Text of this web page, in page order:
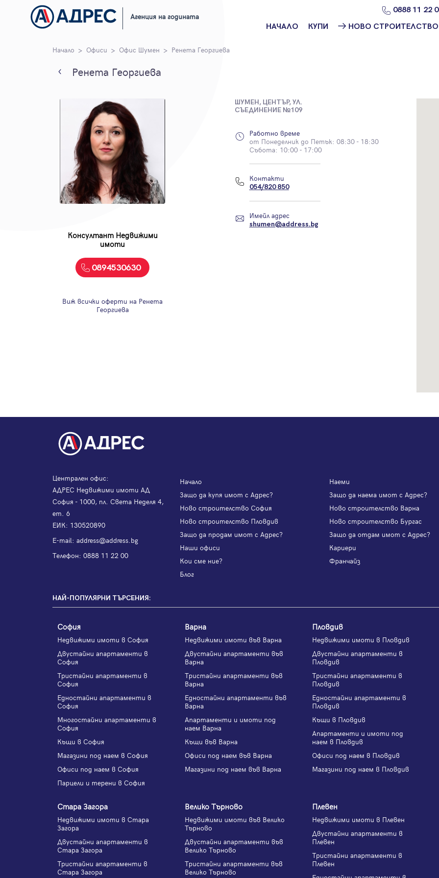
Агенция на годината
0888 11 22
НАЧАЛО
КУПИ НОВО СТРОИТЕЛСТВО
Начало Офиси Офис Шумен Ренета Георгиева
Ренета Георгиева
Консултант Недвижими
имоти
0894530630
Виж всички оферти на Ренета
Георгиева
ШУМЕН, ЦЕНТЪР, УЛ.
СЪЕДИНЕНИЕ №109
Работно време
от Понеделник до Петък: 08:30 - 18:30
Събота: 10:00 - 17:00
Контакти
054/820 850
Имейл адрес
shumen@address.bg
Централен офис:
АДРЕС Недвижими имоти АД
София - 1000, пл. Света Неделя 4,
ет. 6
ЕИК: 130520890
Е-mail: address@address.bg
Телефон: 0888 11 22 00
Начало
Наеми
Защо да купя имот с Адрес?
Защо да наема имот с Адрес?
Ново строителство София
Ново строителство Варна
Ново строителство Пловдив
Ново строителство Бургас
Защо да продам имот с Адрес?
Защо да отдам имот с Адрес?
Наши офиси
Кариери
Кои сме ние?
Франчайз
Блог
НАЙ-ПОПУЛЯРНИ ТЪРСЕНИЯ:
София
Недвижими имоти в София
Двустайни апартаменти в
София
Тристайни апартаменти в
София
Едностайни апартаменти в
София
Многостайни апартаменти в
София
Къщи в София
Магазини под наем в София
Офиси под наем в София
Парцели и терени в София
Варна
Недвижими имоти във Варна
Двустайни апартаменти във
Варна
Тристайни апартаменти във
Варна
Едностайни апартаменти във
Варна
Апартаменти и имоти под
наем Варна
Къщи във Варна
Офиси под наем във Варна
Магазини под наем във Варна
Пловдив
Недвижими имоти в Пловдив
Двустайни апартаменти в
Пловдив
Тристайни апартаменти в
Пловдив
Едностайни апартаменти в
Пловдив
Къщи в Пловдив
Апартаменти и имоти под
наем в Пловдив
Офиси под наем в Пловдив
Магазини под наем в Пловдив
Стара Загора
Недвижими имоти в Стара
Загора
Двустайни апартаменти в
Стара Загора
Тристайни апартаменти в
Стара Загора
Велико Търново
Недвижими имоти във Велико
Търново
Двустайни апартаменти във
Велико Търново
Тристайни апартаменти във
Велико Търново
Плевен
Недвижими имоти в Плевен
Двустайни апартаменти в
Плевен
Тристайни апартаменти в
Плевен
Влезте с профила си, за да разгледате повече снимки и да получите
Продължи с Google
или влезте с имейл
Имейл Парола
Забравена парола
Регистрация